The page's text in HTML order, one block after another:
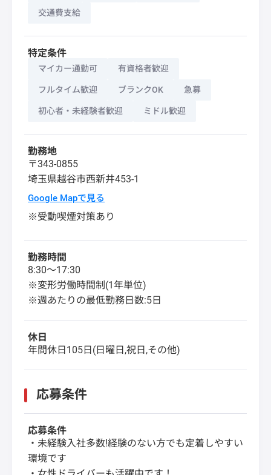
交通費支給
特定条件
マイカー通勤可 有資格者歓迎
フルタイム歓迎 ブランクOK 急募
初心者・未経験者歓迎 ミドル歓迎
勤務地
〒343-0855
埼玉県越谷市西新井453-1
Google Mapで見る
※受動喫煙対策あり
勤務時間
8:30〜17:30
※変形労働時間制(1年単位)
※週あたりの最低勤務日数:5日
休日
年間休日105日(日曜日,祝日,その他)
応募条件
応募条件
・未経験入社多数!経験のない方でも定着しやすい
環境です